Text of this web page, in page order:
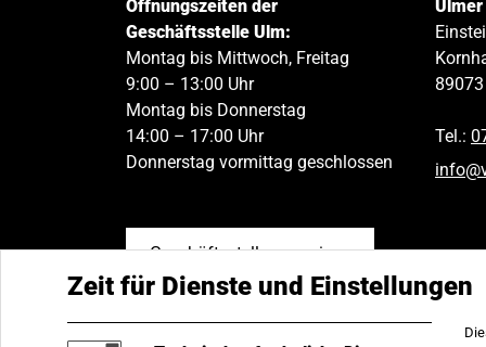
Öffnungszeiten der
Geschäftsstelle Ulm:
Montag bis Mittwoch, Freitag
9:00 – 13:00 Uhr
Montag bis Donnerstag
14:00 – 17:00 Uhr
Donnerstag vormittag geschlossen
Geschäftsstellen anzeigen
89073
Tel.:
info@